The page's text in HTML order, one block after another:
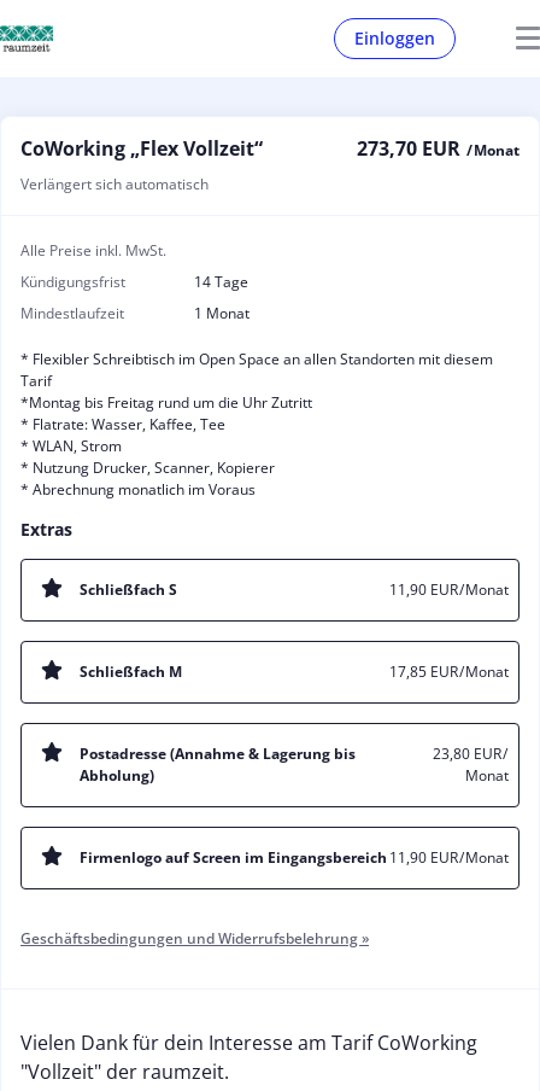
Einloggen
CoWorking „Flex Vollzeit“ 273,70 EUR / Monat
Verlängert sich automatisch
Alle Preise inkl. MwSt.
Kündigungsfrist
14 Tage
Mindestlaufzeit
1 Monat
* Flexibler Schreibtisch im Open Space an allen Standorten mit diesem
Tarif
*Montag bis Freitag rund um die Uhr Zutritt
* Flatrate: Wasser, Kaffee, Tee
* WLAN, Strom
* Nutzung Drucker, Scanner, Kopierer
* Abrechnung monatlich im Voraus
Extras
Schließfach S 11,90 EUR/ Monat
Schließfach M 17,85 EUR/ Monat
Postadresse (Annahme & Lagerung bis
Abholung)
23,80 EUR/
Monat
Firmenlogo auf Screen im Eingangsbereich 11,90 EUR/ Monat
Geschäftsbedingungen und Widerrufsbelehrung »
Vielen Dank für dein Interesse am Tarif CoWorking
"Vollzeit" der raumzeit.